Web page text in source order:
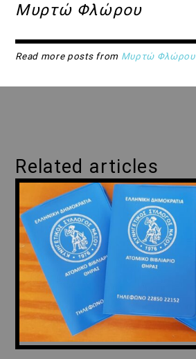
Μυρτώ Φλώρου
Read more posts from Μυρτώ Φλώρου
Related articles